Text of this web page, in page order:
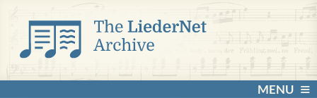
MENU